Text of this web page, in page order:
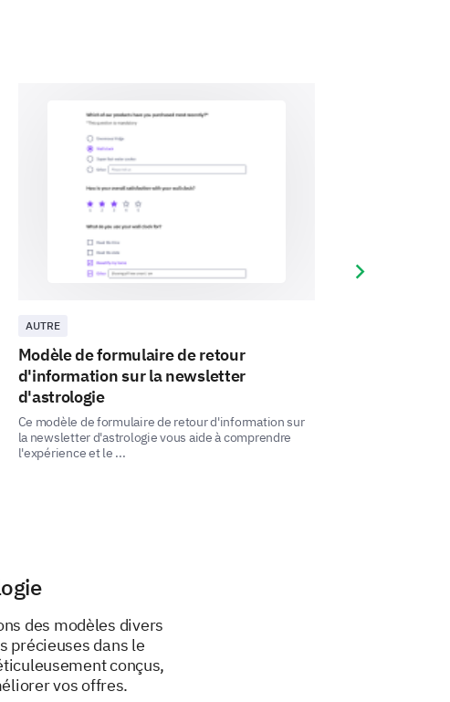
service, please provide specific
service. Your suggestions are invaluable
AUTRE
Modèle de formulaire de retour
d'information sur la newsletter
d'astrologie
Ce modèle de formulaire de retour d'information sur
la newsletter d'astrologie vous aide à comprendre
l'expérience et le ...
Next slide
des modèles divers
précieuses dans le
conçus,
vos offres.